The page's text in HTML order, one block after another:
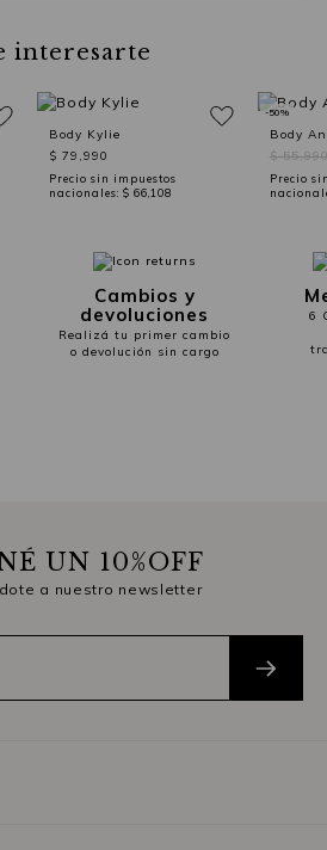
interesarte
Body Kylie
$ 79,990
Precio sin impuestos
nacionales: $ 66,108
Body
$
Precio
-50%
Cambios y
devoluciones
Realizá tu primer cambio
o devolución sin cargo
6
UN 10%OFF
a nuestro newsletter